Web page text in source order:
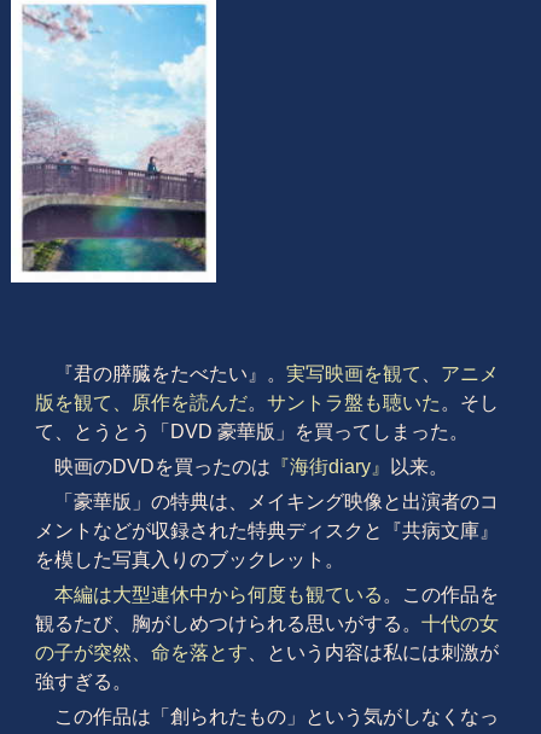
『君の膵臓をたべたい』。 実写映画を観て 、 アニメ
版を観て、原作を読んだ。 サントラ盤も聴いた。そし
て、とうとう「DVD 豪華版」を買ってしまった。
映画のDVDを買ったのは 『海街diary』 以来。
「豪華版」の特典は、メイキング映像と出演者のコ
メントなどが収録された特典ディスクと『共病文庫』
を模した写真入りのブックレット。
本編は大型連休中から何度も観ている。この作品を
観るたび、胸がしめつけられる思いがする。 十代の女
の子が突然、命を落とす、という内容は私には刺激が
強すぎる。
この作品は「創られたもの」という気がしなくなっ